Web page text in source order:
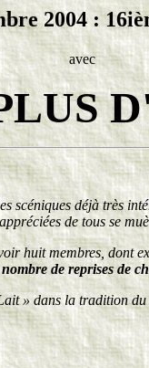
2004 :
avec
scéniques déjà
de tous se
huit membres, dont
de reprises
» dans la tradition